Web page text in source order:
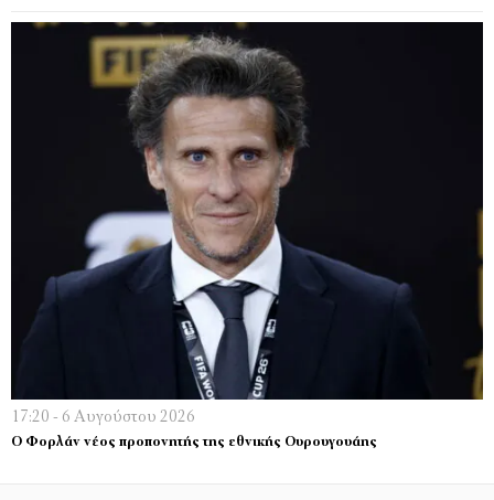
17:20 - 6 Αυγούστου 2026
Ο Φορλάν νέος προπονητής της εθνικής Ουρουγουάης